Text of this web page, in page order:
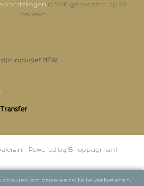
is 9.6/10 gebaseerd op 312
reviews.
inclusief BTW.
- Powered by Shoppagina.nl
cookies om onze website te verbeteren,